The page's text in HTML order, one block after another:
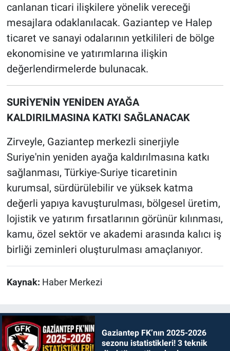
canlanan ticari ilişkilere yönelik vereceği
mesajlara odaklanılacak. Gaziantep ve Halep
ticaret ve sanayi odalarının yetkilileri de bölge
ekonomisine ve yatırımlarına ilişkin
değerlendirmelerde bulunacak.
SURİYE'NİN YENİDEN AYAĞA
KALDIRILMASINA KATKI SAĞLANACAK
Zirveyle, Gaziantep merkezli sinerjiyle
Suriye'nin yeniden ayağa kaldırılmasına katkı
sağlanması, Türkiye-Suriye ticaretinin
kurumsal, sürdürülebilir ve yüksek katma
değerli yapıya kavuşturulması, bölgesel üretim,
lojistik ve yatırım fırsatlarının görünür kılınması,
kamu, özel sektör ve akademi arasında kalıcı iş
birliği zeminleri oluşturulması amaçlanıyor.
Kaynak: Haber Merkezi
Gaziantep FK’nın 2025-2026
sezonu istatistikleri! 3 teknik